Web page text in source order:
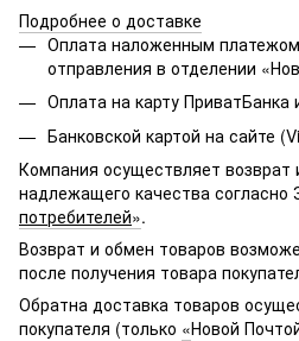
Подробнее о доставке
Оплата наложенным
отправления в отделении
Оплата на карту ПриватБанка
Банковской картой на сайте
Компания осуществляет возврат
надлежащего качества согласно
потребителей».
Возврат и обмен товаров
после получения товара
Обратна доставка товаров
покупателя (только «Новой